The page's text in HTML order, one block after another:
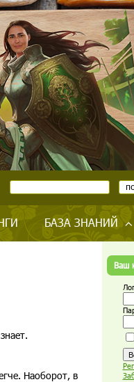
БАЗА ЗНАНИЙ
Наоборот, в
Ваш